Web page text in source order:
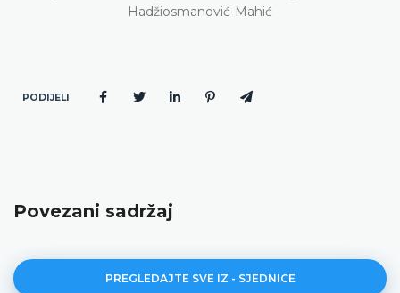
Hadžiosmanović-Mahić
PODIJELI
Povezani sadržaj
PREGLEDAJTE SVE IZ - SJEDNICE